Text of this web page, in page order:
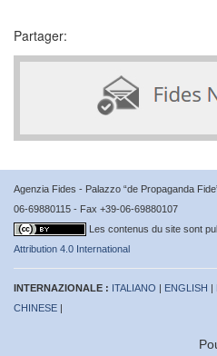
Partager:
Agenzia Fides - Palazzo “de Propaganda
06-69880115 - Fax +39-06-69880107
Les contenus du site sont
Attribution 4.0 International
INTERNAZIONALE : ITALIANO | ENGLISH |
CHINESE |